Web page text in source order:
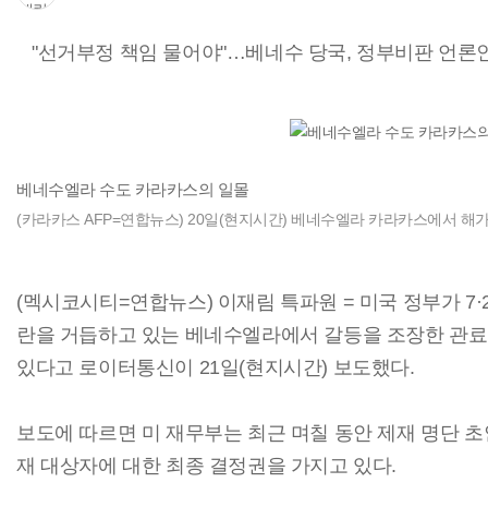
"선거부정 책임 물어야"…베네수 당국, 정부비판 언론
베네수엘라 수도 카라카스의 일몰
(카라카스 AFP=연합뉴스) 20일(현지시간) 베네수엘라 카라카스에서 해
(멕시코시티=연합뉴스) 이재림 특파원 = 미국 정부가
란을 거듭하고 있는 베네수엘라에서 갈등을 조장한 관
있다고 로이터통신이 21일(현지시간) 보도했다.
보도에 따르면 미 재무부는 최근 며칠 동안 제재 명단
재 대상자에 대한 최종 결정권을 가지고 있다.